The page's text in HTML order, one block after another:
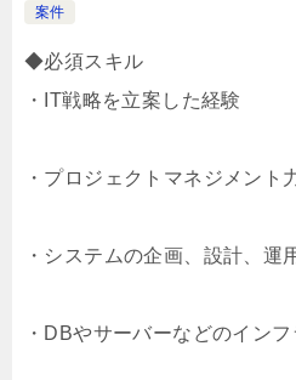
案件
◆必須スキル
・IT戦略を立案した経験
・プロジェクトマネジメント
・システムの企画、設計、運
・DBやサーバーなどのイン